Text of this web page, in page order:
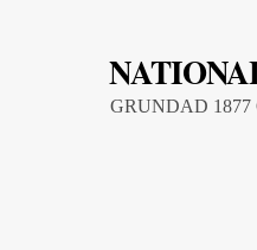
GRUNDAD